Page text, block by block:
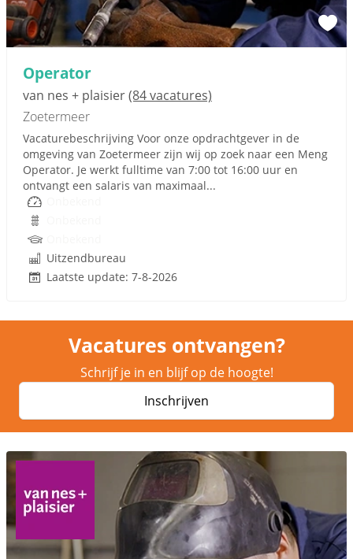
Operator
van nes + plaisier(84 vacatures)
Zoetermeer
Vacaturebeschrijving Voor onze opdrachtgever in de
omgeving van Zoetermeer zijn wij op zoek naar een Meng
Operator. Je werkt fulltime van 7:00 tot 16:00 uur en
ontvangt een salaris van maximaal...
Uitzendbureau
Laatste update: 7-8-2026
Vacatures ontvangen?
Schrijf je in en blijf op de hoogte!
Inschrijven